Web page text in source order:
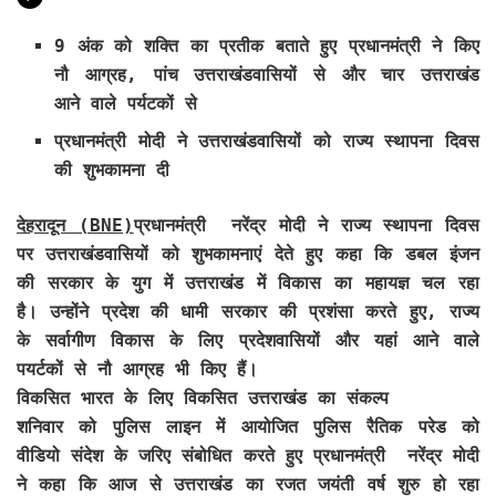
9 अंक को शक्ति का प्रतीक बताते हुए प्रधानमंत्री ने किए
नौ आग्रह, पांच उत्तराखंडवासियों से और चार उत्तराखंड
आने वाले पर्यटकों से
प्रधानमंत्री मोदी ने उत्तराखंडवासियों को राज्य स्थापना दिवस
की शुभकामना दी
देहरादून (BNE)प्रधानमंत्री नरेंद्र मोदी ने राज्य स्थापना दिवस
पर उत्तराखंडवासियों को शुभकामनाएं देते हुए कहा कि डबल इंजन
की सरकार के युग में उत्तराखंड में विकास का महायज्ञ चल रहा
है। उन्होंने प्रदेश की धामी सरकार की प्रशंसा करते हुए, राज्य
के सर्वागीण विकास के लिए प्रदेशवासियों और यहां आने वाले
पयर्टकों से नौ आग्रह भी किए हैं।
विकसित भारत के लिए विकसित उत्तराखंड का संकल्प
शनिवार को पुलिस लाइन में आयोजित पुलिस रैतिक परेड को
वीडियो संदेश के जरिए संबोधित करते हुए प्रधानमंत्री नरेंद्र मोदी
ने कहा कि आज से उत्तराखंड का रजत जयंती वर्ष शुरु हो रहा